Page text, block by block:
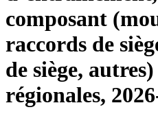
composant
raccords de
de siège,
régionales,